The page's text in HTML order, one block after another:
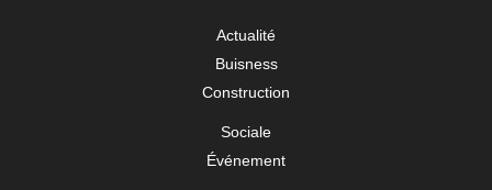
Actualité
Buisness
Construction
Sociale
Événement